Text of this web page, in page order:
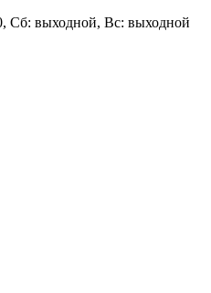
Сб: выходной, Вс: выходной